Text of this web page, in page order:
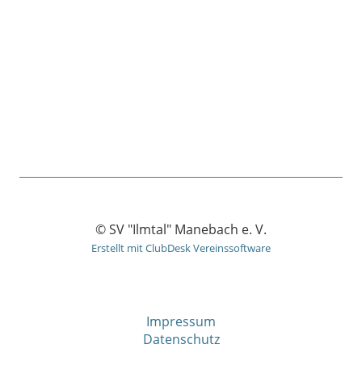
© SV "Ilmtal" Manebach e. V.
Erstellt mit ClubDesk Vereinssoftware
Impressum
Datenschutz